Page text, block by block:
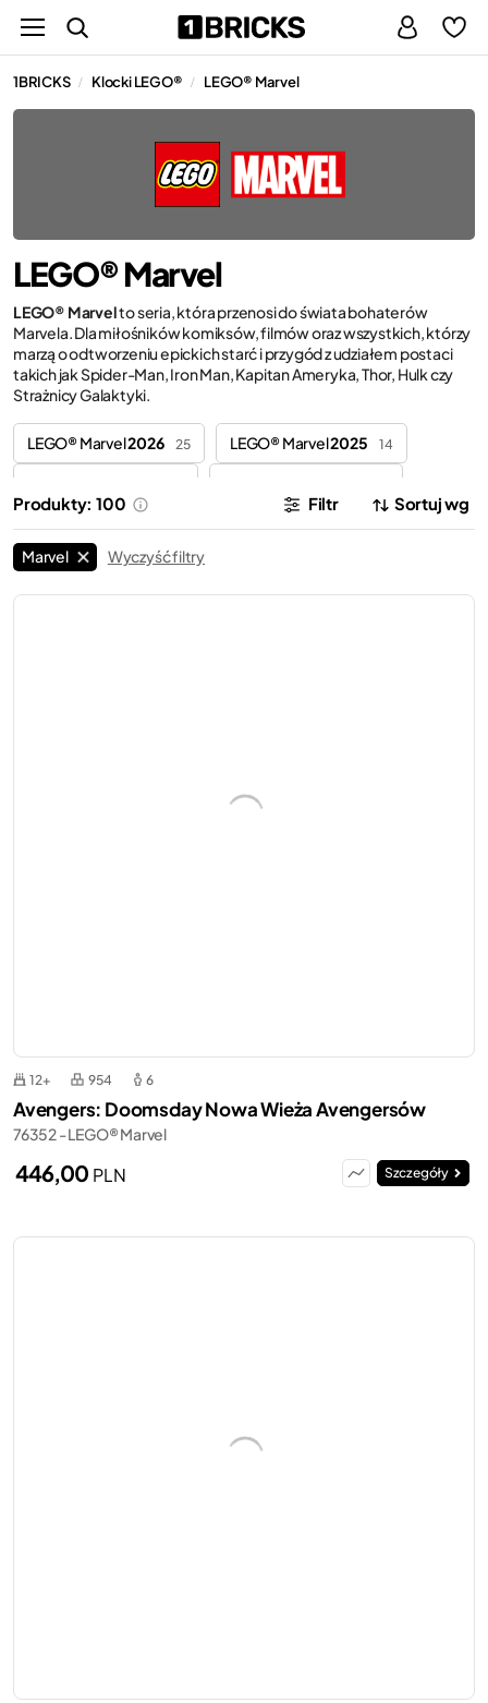
1BRICKS / Klocki LEGO® / LEGO® Marvel
LEGO® Marvel
LEGO® Marvelto seria, która przenosi do świata bohaterów
Marvela. Dla miłośników komiksów, filmów oraz wszystkich, którzy
marzą o odtworzeniu epickich starć i przygód z udziałem postaci
takich jak Spider-Man, Iron Man, Kapitan Ameryka, Thor, Hulk czy
Strażnicy Galaktyki.
LEGO® Marvel2026 25 LEGO® Marvel2025 14
9
Produkty: 100 Filtr Sortuj wg
Marvel Wyczyść filtry
12+ 954 6
Avengers: Doomsday Nowa Wieża Avengersów
76352 - LEGO® Marvel
446,00 PLN Szczegóły